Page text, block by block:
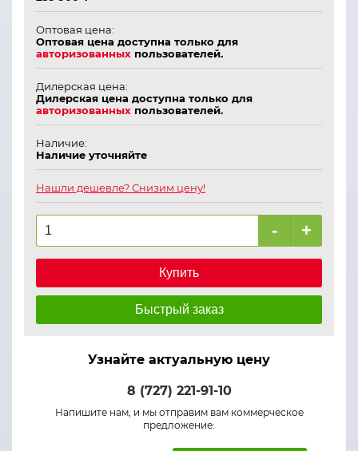
Оптовая цена:
Оптовая цена доступна только для
авторизованных пользователей.
Дилерская цена:
Дилерская цена доступна только для
авторизованных пользователей.
Наличие:
Наличие уточняйте
Нашли дешевле? Снизим цену!
- +
Купить
Быстрый заказ
Узнайте актуальную цену
8 (727) 221-91-10
Напишите нам, и мы отправим вам коммерческое
предложение: